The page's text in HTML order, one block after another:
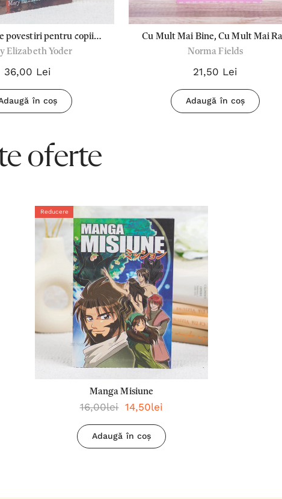
povestiri pentru copii
Mary Elizabeth Yoder
Elizabeth Yoder
36,00 Lei
în coș
Cu Mult Mai Bine, Cu Mult Mai
Norma Fields
21,50 Lei
Adaugă în coș
oferte
Reducere
Manga Misiune
16,00lei 14,50lei
Adaugă în coș